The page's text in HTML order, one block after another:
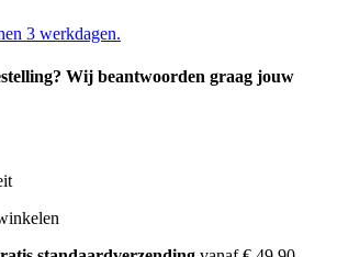
3 werkdagen.
Wij beantwoorden graag jouw